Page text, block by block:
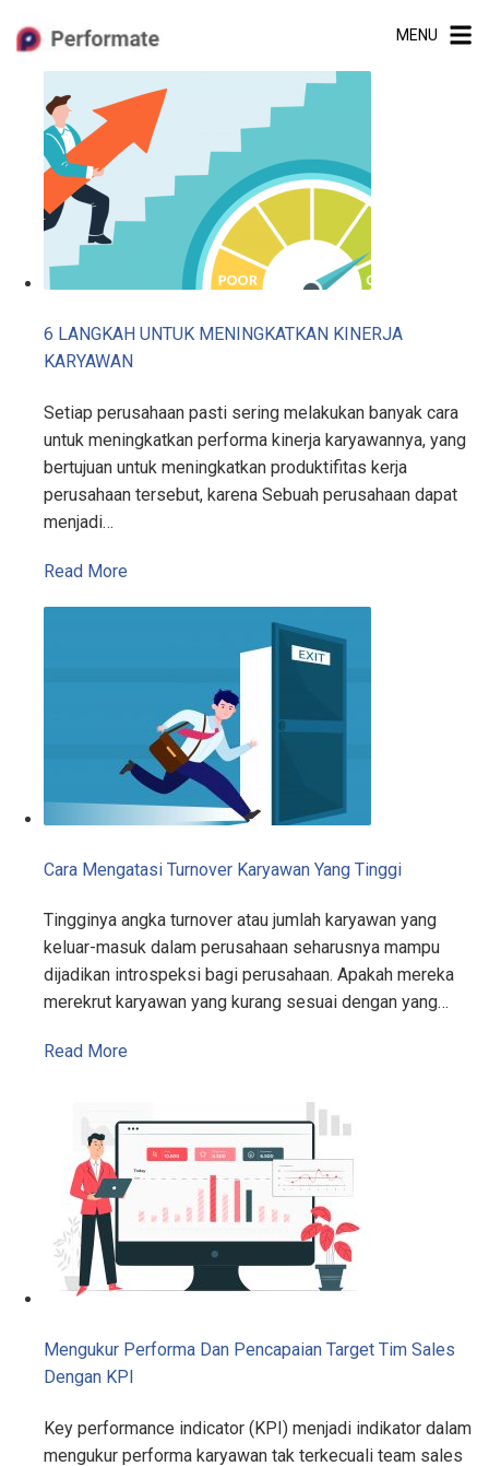
content
MENU
6 LANGKAH UNTUK MENINGKATKAN KINERJA
KARYAWAN
Setiap perusahaan pasti sering melakukan banyak cara
untuk meningkatkan performa kinerja karyawannya, yang
bertujuan untuk meningkatkan produktifitas kerja
perusahaan tersebut, karena Sebuah perusahaan dapat
menjadi…
Read More
Cara Mengatasi Turnover Karyawan Yang Tinggi
Tingginya angka turnover atau jumlah karyawan yang
keluar-masuk dalam perusahaan seharusnya mampu
dijadikan introspeksi bagi perusahaan. Apakah mereka
merekrut karyawan yang kurang sesuai dengan yang…
Read More
Mengukur Performa Dan Pencapaian Target Tim Sales
Dengan KPI
Key performance indicator (KPI) menjadi indikator dalam
mengukur performa karyawan tak terkecuali team sales